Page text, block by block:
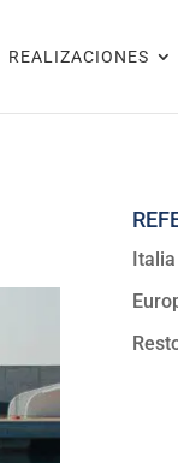
REALIZACIONES